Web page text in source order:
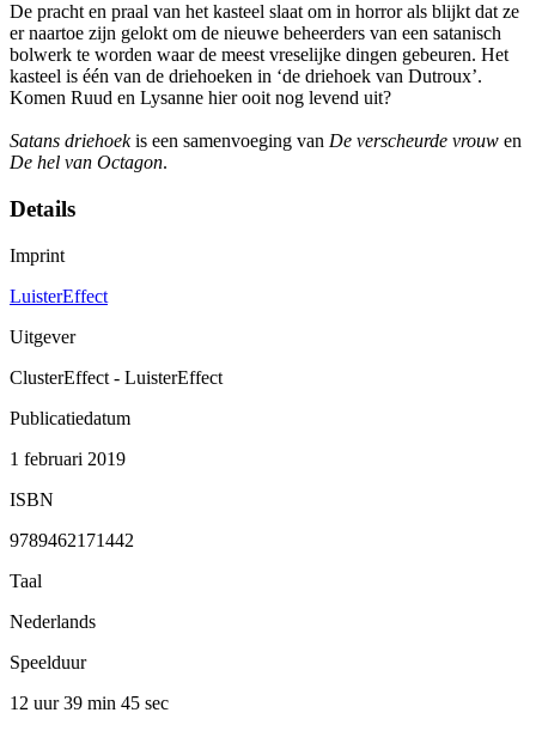
De pracht en praal van het kasteel slaat om in horror als blijkt dat ze
er naartoe zijn gelokt om de nieuwe beheerders van een satanisch
bolwerk te worden waar de meest vreselijke dingen gebeuren. Het
kasteel is één van de driehoeken in ‘de driehoek van Dutroux’.
Komen Ruud en Lysanne hier ooit nog levend uit?
Satans driehoekis een samenvoeging van De verscheurde vrouw en
De hel van Octagon.
Details
Imprint
LuisterEffect
Uitgever
ClusterEffect - LuisterEffect
Publicatiedatum
1 februari 2019
ISBN
9789462171442
Taal
Nederlands
Speelduur
12 uur 39 min 45 sec